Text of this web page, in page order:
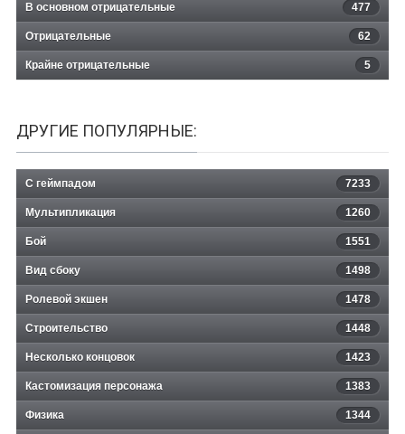
В основном отрицательные 477
Отрицательные 62
Крайне отрицательные 5
ДРУГИЕ ПОПУЛЯРНЫЕ:
С геймпадом 7233
Мультипликация 1260
Бой 1551
Вид сбоку 1498
Ролевой экшен 1478
Строительство 1448
Несколько концовок 1423
Кастомизация персонажа 1383
Физика 1344